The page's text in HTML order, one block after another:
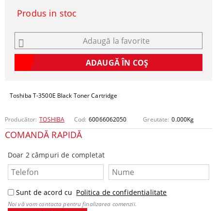
Toshiba T-3500E Black Toner Cartridge
Producător: TOSHIBA Cod: 60066062050 Greutate: 0.000Kg
COMANDĂ RAPIDĂ
Doar 2 câmpuri de completat
Sunt de acord cu Politica de confidentialitate
Noi vă vom contacta pentru finalizarea comenzii.
Produs in stoc
Adaugă la favorite